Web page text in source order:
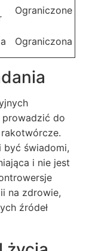
Ograniczone
Ograniczona
prowadzić do
być świadomi,
i nie jest
na zdrowie,
źródeł